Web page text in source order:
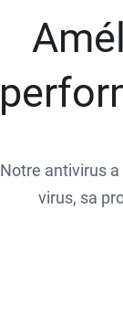
Notre antivirus
virus, sa